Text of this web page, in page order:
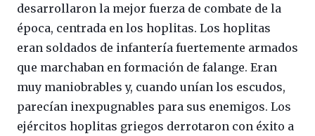
desarrollaron la mejor fuerza de combate de la
época, centrada en los hoplitas. Los hoplitas
eran soldados de infantería fuertemente armados
que marchaban en formación de falange. Eran
muy maniobrables y, cuando unían los escudos,
parecían inexpugnables para sus enemigos. Los
ejércitos hoplitas griegos derrotaron con éxito a